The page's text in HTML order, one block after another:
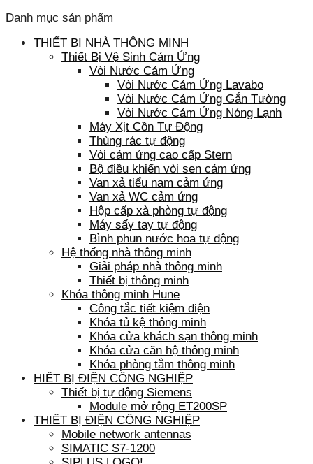
Danh mục sản phẩm
THIẾT BỊ NHÀ THÔNG MINH
Thiết Bị Vệ Sinh Cảm Ứng
Vòi Nước Cảm Ứng
Vòi Nước Cảm Ứng Lavabo
Vòi Nước Cảm Ứng Gắn Tường
Vòi Nước Cảm Ứng Nóng Lạnh
Máy Xịt Cồn Tự Động
Thùng rác tự động
Vòi cảm ứng cao cấp Stern
Bộ điều khiển vòi sen cảm ứng
Van xả tiểu nam cảm ứng
Van xả WC cảm ứng
Hộp cấp xà phòng tự động
Máy sấy tay tự động
Bình phun nước hoa tự động
Hệ thống nhà thông minh
Giải pháp nhà thông minh
Thiết bị thông minh
Khóa thông minh Hune
Công tắc tiết kiệm điện
Khóa tủ kệ thông minh
Khóa cửa khách sạn thông minh
Khóa cửa căn hộ thông minh
Khóa phòng tắm thông minh
HIẾT BỊ ĐIỆN CÔNG NGHIỆP
Thiết bị tự động Siemens
Module mở rộng ET200SP
THIẾT BỊ ĐIỆN CÔNG NGHIỆP
Mobile network antennas
SIMATIC S7-1200